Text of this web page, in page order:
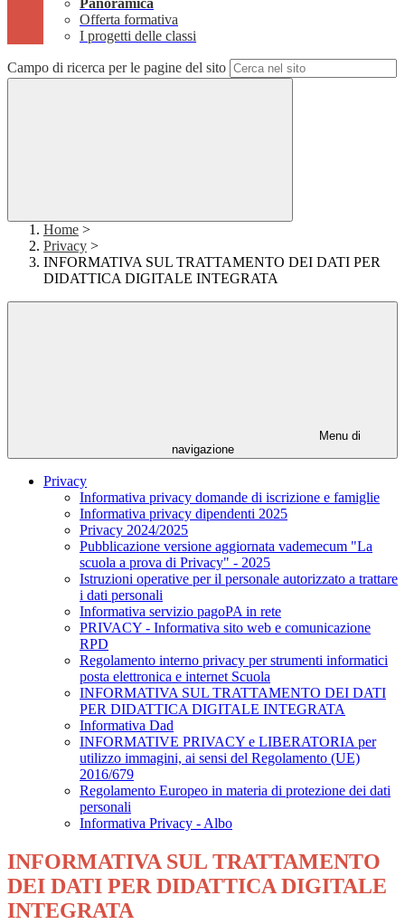
Panoramica
Offerta formativa
I progetti delle classi
Campo di ricerca per le pagine del sito
Home >
Privacy >
INFORMATIVA SUL TRATTAMENTO DEI DATI PER
DIDATTICA DIGITALE INTEGRATA
Menu di
navigazione
Privacy
Informativa privacy domande di iscrizione e famiglie
Informativa privacy dipendenti 2025
Privacy 2024/2025
Pubblicazione versione aggiornata vademecum "La
scuola a prova di Privacy" - 2025
Istruzioni operative per il personale autorizzato a trattare
i dati personali
Informativa servizio pagoPA in rete
PRIVACY - Informativa sito web e comunicazione
RPD
Regolamento interno privacy per strumenti informatici
posta elettronica e internet Scuola
INFORMATIVA SUL TRATTAMENTO DEI DATI
PER DIDATTICA DIGITALE INTEGRATA
Informativa Dad
INFORMATIVE PRIVACY e LIBERATORIA per
utilizzo immagini, ai sensi del Regolamento (UE)
2016/679
Regolamento Europeo in materia di protezione dei dati
personali
Informativa Privacy - Albo
INFORMATIVA SUL TRATTAMENTO
DEI DATI PER DIDATTICA DIGITALE
INTEGRATA